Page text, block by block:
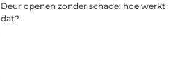
Deur openen zonder schade: hoe werkt
dat?